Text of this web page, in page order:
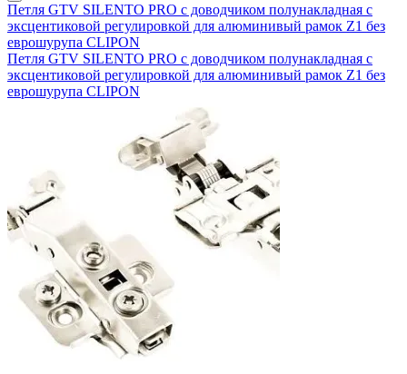
Петля GTV SILENTO PRO с доводчиком полунакладная с
эксцентиковой регулировкой для алюминивый рамок Z1 без
еврошурупа CLIPON
Петля GTV SILENTO PRO с доводчиком полунакладная с
эксцентиковой регулировкой для алюминивый рамок Z1 без
еврошурупа CLIPON